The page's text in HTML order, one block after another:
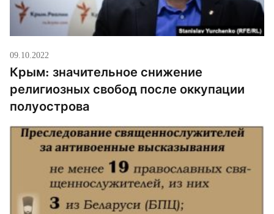
09.10.2022
Крым: значительное снижение
религиозных свобод после оккупации
полуострова